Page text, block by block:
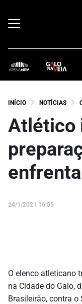
INÍCIO NOTÍCIAS
Atlético
24/1/2021 16:55
O elenco atleticano
na Cidade do Galo,
Brasileirão, contra o